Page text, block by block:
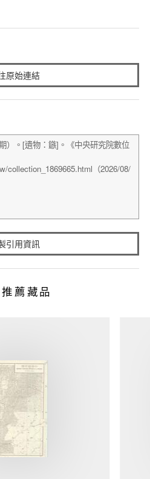
原始連結
引用資訊
薦藏品